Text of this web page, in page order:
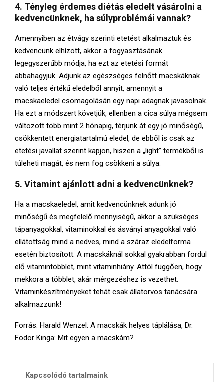
4. Tényleg érdemes diétás eledelt vásárolni a
kedvencünknek, ha súlyproblémái vannak?
Amennyiben az étvágy szerinti etetést alkalmaztuk és
kedvencünk elhízott, akkor a fogyasztásának
legegyszerűbb módja, ha ezt az etetési formát
abbahagyjuk. Adjunk az egészséges felnőtt macskáknak
való teljes értékű eledelből annyit, amennyit a
macskaeledel csomagolásán egy napi adagnak javasolnak.
Ha ezt a módszert követjük, ellenben a cica súlya mégsem
változott több mint 2 hónapig, térjünk át egy jó minőségű,
csökkentett energiatartalmú eledel, de ebből is csak az
etetési javallat szerint kapjon, hiszen a „light” termékből is
túleheti magát, és nem fog csökkeni a súlya.
5. Vitamint ajánlott adni a kedvencünknek?
Ha a macskaeledel, amit kedvencünknek adunk jó
minőségű és megfelelő mennyiségű, akkor a szükséges
tápanyagokkal, vitaminokkal és ásványi anyagokkal való
ellátottság mind a nedves, mind a száraz eledelforma
esetén biztosított. A macskáknál sokkal gyakrabban fordul
elő vitamintöbblet, mint vitaminhiány. Attól függően, hogy
mekkora a többlet, akár mérgezéshez is vezethet.
Vitaminkészítményeket tehát csak állatorvos tanácsára
alkalmazzunk!
Forrás: Harald Wenzel: A macskák helyes táplálása, Dr.
Fodor Kinga: Mit egyen a macskám?
Kapcsolódó tartalmaink